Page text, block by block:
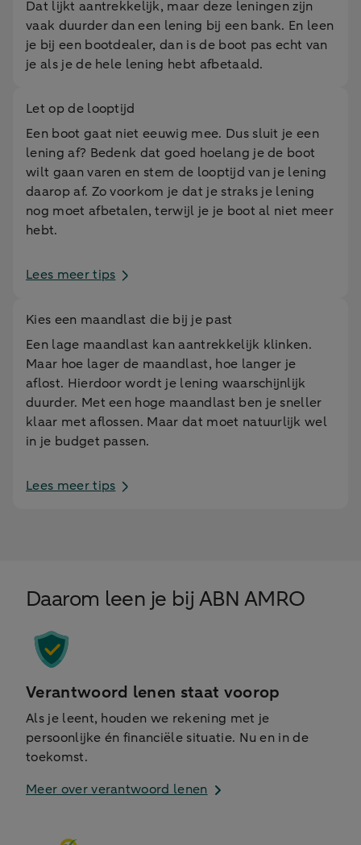
Dat lijkt aantrekkelijk, maar deze leningen zijn
vaak duurder dan een lening bij een bank. En leen
je bij een bootdealer, dan is de boot pas echt van
je als je de hele lening hebt afbetaald.
Let op de looptijd
Een boot gaat niet eeuwig mee. Dus sluit je een
lening af? Bedenk dat goed hoelang je de boot
wilt gaan varen en stem de looptijd van je lening
daarop af. Zo voorkom je dat je straks je lening
nog moet afbetalen, terwijl je je boot al niet meer
hebt.
Lees meer tips
Kies een maandlast die bij je past
Een lage maandlast kan aantrekkelijk klinken.
Maar hoe lager de maandlast, hoe langer je
aflost. Hierdoor wordt je lening waarschijnlijk
duurder. Met een hoge maandlast ben je sneller
klaar met aflossen. Maar dat moet natuurlijk wel
in je budget passen.
Lees meer tips
Daarom leen je bij ABN AMRO
Verantwoord lenen staat voorop
Als je leent, houden we rekening met je
persoonlijke én financiële situatie. Nu en in de
toekomst.
Meer over verantwoord lenen